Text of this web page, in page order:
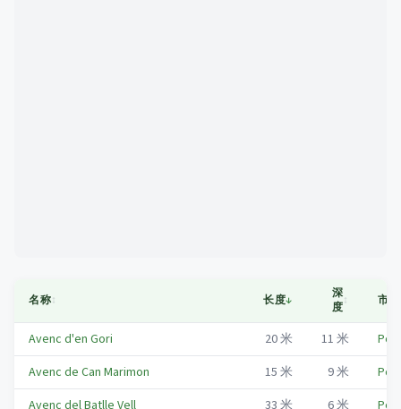
名称↕ 长度↓
深
度↕ 市镇
Avenc d'en Gori 20米 11 米
Avenc de Can Marimon
15 米 9米
Avenc del Batlle Vell
33 米 6米